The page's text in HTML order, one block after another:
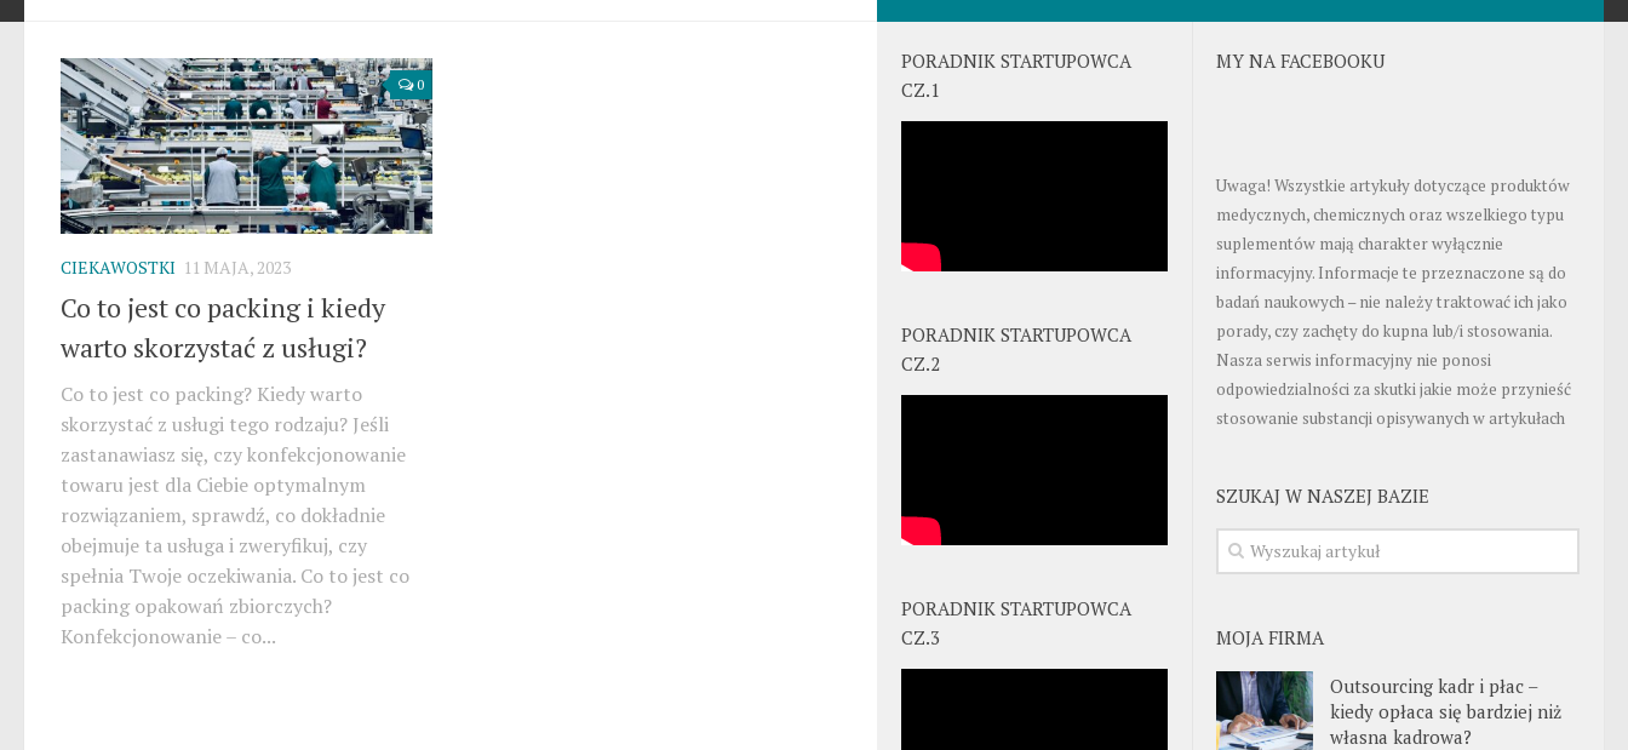
0
CIEKAWOSTKI 11 MAJA, 2023
Co to jest co packing i kiedy
warto skorzystać z usługi?
Co to jest co packing? Kiedy warto
skorzystać z usługi tego rodzaju? Jeśli
zastanawiasz się, czy konfekcjonowanie
towaru jest dla Ciebie optymalnym
rozwiązaniem, sprawdź, co dokładnie
obejmuje ta usługa i zweryfikuj, czy
spełnia Twoje oczekiwania. Co to jest co
packing opakowań zbiorczych?
Konfekcjonowanie – co...
MY NA FACEBOOKU
Uwaga! Wszystkie artykuły dotyczące produktów
medycznych, chemicznych oraz wszelkiego typu
suplementów mają charakter wyłącznie
informacyjny. Informacje te przeznaczone są do
badań naukowych – nie należy traktować ich jako
porady, czy zachęty do kupna lub/i stosowania.
Nasza serwis informacyjny nie ponosi
odpowiedzialności za skutki jakie może przynieść
stosowanie substancji opisywanych w artykułach
SZUKAJ W NASZEJ BAZIE
MOJA FIRMA
Outsourcing kadr i płac –
kiedy opłaca się bardziej niż
własna kadrowa?
PORADNIK STARTUPOWCA
CZ.1
PORADNIK STARTUPOWCA
CZ.2
PORADNIK STARTUPOWCA
CZ.3